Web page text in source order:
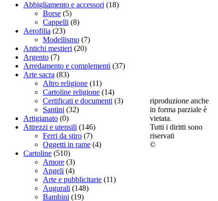
Abbigliamento e accessori (18)
Borse (5)
Cappelli (8)
Aerofilia (23)
Modellismo (7)
Antichi mestieri (20)
Argento (7)
Arredamento e complementi (37)
Arte sacra (83)
Altro religione (11)
Cartoline religione (14)
Certificati e documenti (3)
Santini (32)
Artigianato (0)
Attrezzi e utensili (146)
Ferri da stiro (7)
Oggetti in rame (4)
Cartoline (510)
Amore (3)
Angeli (4)
Arte e pubblicitarie (11)
Augurali (148)
Bambini (19)
riproduzione anche
in forma parziale è
vietata.
Tutti i diritti sono
riservati
©